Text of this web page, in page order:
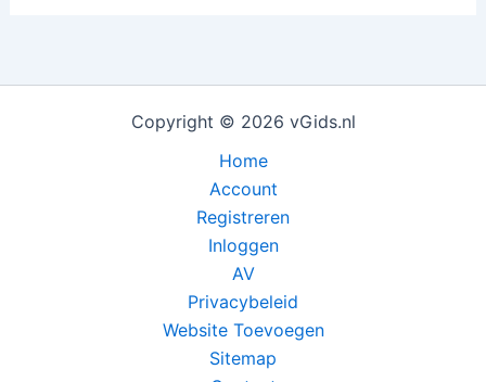
Copyright © 2026 vGids.nl
Home
Account
Registreren
Inloggen
AV
Privacybeleid
Website Toevoegen
Sitemap